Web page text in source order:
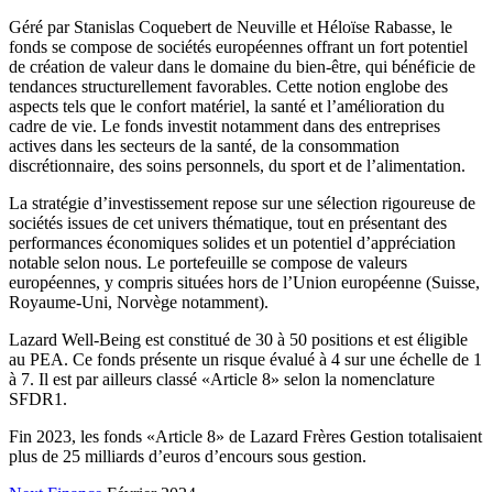
Géré par Stanislas Coquebert de Neuville et Héloïse Rabasse, le
fonds se compose de sociétés européennes offrant un fort potentiel
de création de valeur dans le domaine du bien-être, qui bénéficie de
tendances structurellement favorables. Cette notion englobe des
aspects tels que le confort matériel, la santé et l’amélioration du
cadre de vie. Le fonds investit notamment dans des entreprises
actives dans les secteurs de la santé, de la consommation
discrétionnaire, des soins personnels, du sport et de l’alimentation.
La stratégie d’investissement repose sur une sélection rigoureuse de
sociétés issues de cet univers thématique, tout en présentant des
performances économiques solides et un potentiel d’appréciation
notable selon nous. Le portefeuille se compose de valeurs
européennes, y compris situées hors de l’Union européenne (Suisse,
Royaume-Uni, Norvège notamment).
Lazard Well-Being est constitué de 30 à 50 positions et est éligible
au PEA. Ce fonds présente un risque évalué à 4 sur une échelle de 1
à 7. Il est par ailleurs classé «Article 8» selon la nomenclature
SFDR1.
Fin 2023, les fonds «Article 8» de Lazard Frères Gestion totalisaient
plus de 25 milliards d’euros d’encours sous gestion.